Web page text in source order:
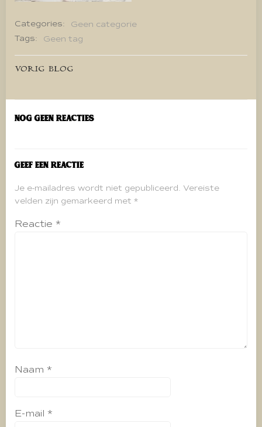
Categories:
Geen categorie
Tags:
Geen tag
Bericht
navigatie
VORIG BLOG
Nog geen reacties
Geef een reactie
Je e-mailadres wordt niet gepubliceerd. Vereiste
velden zijn gemarkeerd met *
Reactie *
Naam *
E-mail *